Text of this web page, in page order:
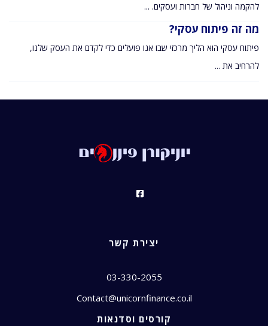
להקמה וניהול של חברות ועסקים. ...
מה זה פיתוח עסקי?
פיתוח עסקי הוא הליך מרכזי שבו אנו פועלים כדי לקדם את העסק שלנו,
להרחיב את ...
יצירת קשר
03-330-2055
Contact@unicornfinance.co.il
קורסים וסדנאות